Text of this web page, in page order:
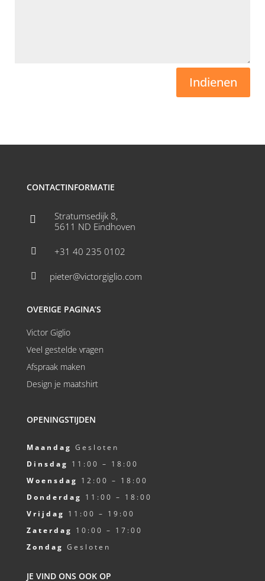
Indienen
CONTACTINFORMATIE

Stratumsedijk 8,
5611 ND Eindhoven
 +31 40 235 0102
 pieter@victorgiglio.com
OVERIGE PAGINA’S
Victor Giglio
Veel gestelde vragen
Afspraak maken
Design je maatshirt
OPENINGSTIJDEN
Maandag Gesloten
Dinsdag 11:00 – 18:00
Woensdag 12:00 – 18:00
Donderdag 11:00 – 18:00
Vrijdag 11:00 – 19:00
Zaterdag 10:00 – 17:00
Zondag Gesloten
JE VIND ONS OOK OP